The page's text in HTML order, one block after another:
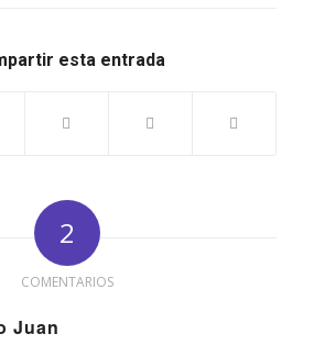
esta entrada
2
COMENTARIOS
Juan